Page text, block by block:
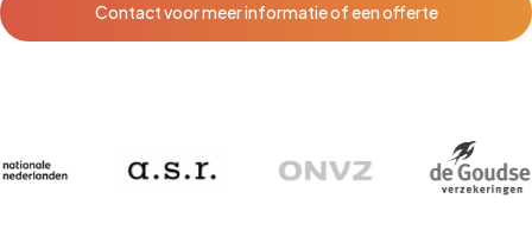
Contact voor meer informatie of een offerte